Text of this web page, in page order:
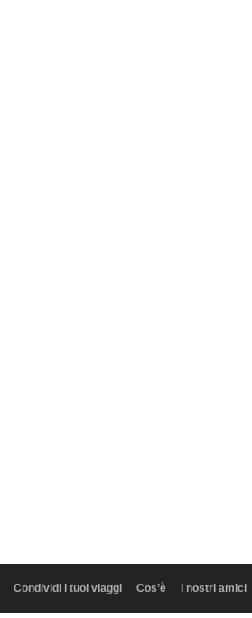
Condividi i tuoi viaggi Cos’è I nostri amici